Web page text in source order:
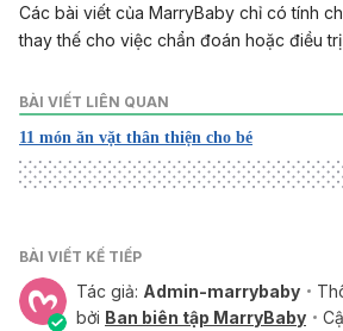
Các bài viết của MarryBaby chỉ có tính
thay thế cho việc chẩn đoán hoặc điều
BÀI VIẾT LIÊN QUAN
11 món ăn vặt thân thiện cho bé
BÀI VIẾT KẾ TIẾP
Tác giả: Admin-marrybaby
bởi Ban biên tập MarryBaby